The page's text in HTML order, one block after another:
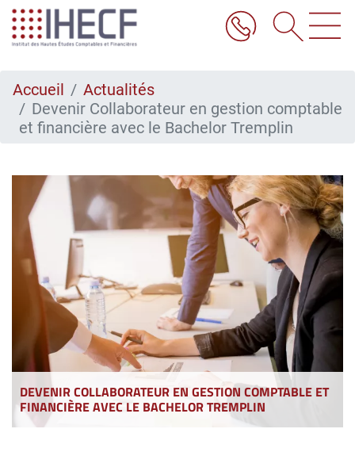
Aller
au
contenu
Accueil
Actualités
Devenir Collaborateur en gestion comptable
et financière avec le Bachelor Tremplin
DEVENIR COLLABORATEUR EN GESTION COMPTABLE ET
FINANCIÈRE AVEC LE BACHELOR TREMPLIN